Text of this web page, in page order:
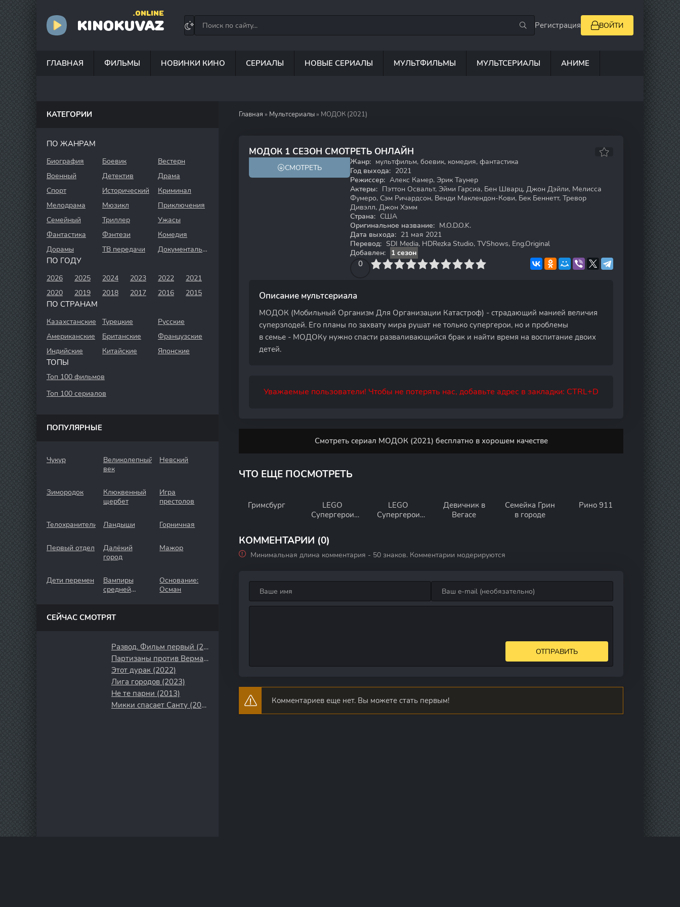
KINOKUVAZ
.ONLINE
Регистрация ВОЙТИ
ГЛАВНАЯ ФИЛЬМЫ НОВИНКИ КИНО СЕРИАЛЫ НОВЫЕ СЕРИАЛЫ МУЛЬТФИЛЬМЫ МУЛЬТСЕРИАЛЫ АНИМЕ
Главная » Мультсериалы » МОДОК (2021)
МОДОК 1 СЕЗОН СМОТРЕТЬ ОНЛАЙН
6.5 6.4
СМОТРЕТЬ
Жанр: мультфильм, боевик, комедия, фантастика
Год выхода: 2021
Режиссер: Алекс Камер, Эрик Таунер
Актеры: Пэттон Освальт, Эйми Гарсиа, Бен Шварц, Джон Дэйли, Мелисса
Фумеро, Сэм Ричардсон, Венди Маклендон-Кови, Бек Беннетт, Тревор
Дивэлл, Джон Хэмм
Страна: США
Оригинальное название: M.O.D.O.K.
Дата выхода: 21 мая 2021
Перевод: SDI Media, HDRezka Studio, TVShows, Eng.Original
Добавлен:
1 сезон
0
4 6 7 8 9 10
Описание мультсериала
МОДОК (Мобильный Организм Для Организации Катастроф) - страдающий манией величия
суперзлодей. Его планы по захвату мира рушат не только супергерои, но и проблемы
в семье - МОДОКу нужно спасти разваливающийся брак и найти время на воспитание двоих
детей.
Уважаемые пользователи! Чтобы не потерять нас, добавьте адрес в закладки: CTRL+D
Смотреть сериал МОДОК (2021) бесплатно в хорошем качестве
ЧТО ЕЩЕ ПОСМОТРЕТЬ
Гримсбург
LEGO
Супергерои
Максимальная
перегрузка
LEGO
Супергерои
Девичник в
Вегасе
Семейка Грин
в городе
Рино 911
КОММЕНТАРИИ (0)
Минимальная длина комментария - 50 знаков. Комментарии модерируются
ОТПРАВИТЬ
Комментариев еще нет. Вы можете стать первым!
КАТЕГОРИИ
ПО ЖАНРАМ
Биография Боевик
Вестерн
Военный
Детектив
Драма
Спорт
Исторический
Криминал
Мелодрама
Мюзикл
Приключения
Семейный
Триллер
Ужасы
Фантастика
Фэнтези
Комедия
Дорамы
ТВ передачи Документальный
ПО ГОДУ
2026 2025 2024 2023 2022
2021
2020
2019 2018 2017 2016 2015
ПО СТРАНАМ
Казахстанские Турецкие
Русские
Американские
Британские
Французские
Индийские
Китайские Японские
ТОПЫ
Топ 100 фильмов
Топ 100 сериалов
ПОПУЛЯРНЫЕ
Чукур
Великолепный
век
Невский
Зимородок
Клюквенный
щербет
Игра
престолов
Телохранители Ландыши Горничная
Первый отдел
Далёкий
город
Мажор
Дети перемен
Вампиры
средней
Основание:
Осман
СЕЙЧАС СМОТРЯТ
Развод. Фильм первый (2022)
Партизаны против Вермахта (2010)
Этот дурак (2022)
Лига городов (2023)
Не те парни (2013)
Микки спасает Санту (2006)